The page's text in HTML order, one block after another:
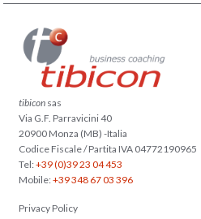
tibicon sas
Via G.F. Parravicini 40
20900 Monza (MB) -Italia
Codice Fiscale / Partita IVA 04772190965
Tel:+39 (0)39 23 04 453
Mobile:+39 348 67 03 396
Privacy Policy